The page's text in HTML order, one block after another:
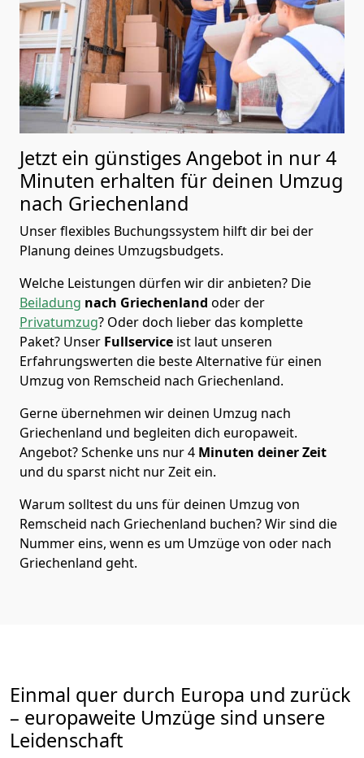
Jetzt ein günstiges Angebot in nur4
Minuten erhalten für deinen Umzug
nach Griechenland
Unser flexibles Buchungssystem hilft dir bei der
Planung deines Umzugsbudgets.
Welche Leistungen dürfen wir dir anbieten? Die
Beiladung nach Griechenland oder der
Privatumzug? Oder doch lieber das komplette
Paket? Unser Fullservice ist laut unseren
Erfahrungswerten die beste Alternative für einen
Umzug von Remscheid nach Griechenland.
Gerne übernehmen wir deinen Umzug nach
Griechenland und begleiten dich europaweit.
Angebot? Schenke uns nur4 Minuten deiner Zeit
und du sparst nicht nur Zeit ein.
Warum solltest du uns für deinen Umzug von
Remscheid nach Griechenland buchen? Wir sind die
Nummer eins, wenn es um Umzüge von oder nach
Griechenland geht.
Einmal quer durch Europa und zurück
– europaweite Umzüge sind unsere
Leidenschaft